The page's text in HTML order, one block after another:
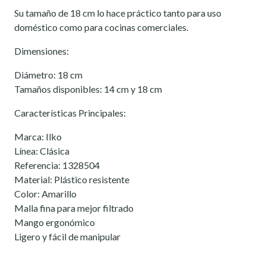
Su tamaño de 18 cm lo hace práctico tanto para uso
doméstico como para cocinas comerciales.
Dimensiones:
Diámetro: 18 cm
Tamaños disponibles: 14 cm y 18 cm
Características Principales:
Marca: Ilko
Línea: Clásica
Referencia: 1328504
Material: Plástico resistente
Color: Amarillo
Malla fina para mejor filtrado
Mango ergonómico
Ligero y fácil de manipular